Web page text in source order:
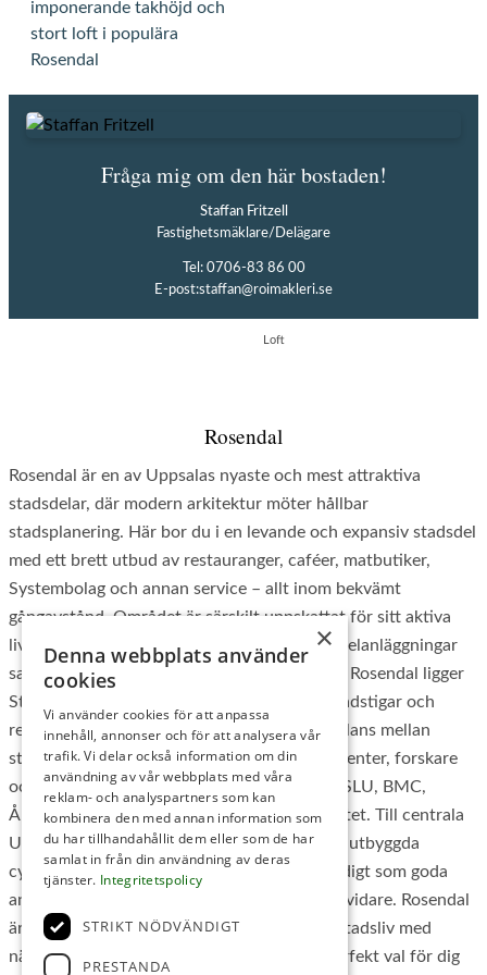
Loft
Fråga mig om den här bostaden!
Staffan Fritzell
Fastighetsmäklare/Delägare
Tel: 0706-83 86 00
E-post:staffan@roimakleri.se
Rosendal
Rosendal är en av Uppsalas nyaste och mest attraktiva
stadsdelar, där modern arkitektur möter hållbar
stadsplanering. Här bor du i en levande och expansiv stadsdel
med ett brett utbud av restauranger, caféer, matbutiker,
Systembolag och annan service – allt inom bekvämt
gångavstånd. Området är särskilt uppskattat för sitt aktiva
livsstilsutbud med flera gym, tennis- och padelanläggningar
samt fina parker och gröna innergårdar. Intill Rosendal ligger
Stadsskogen med sina motionsspår, promenadstigar och
rekreationsområden, vilket ger en perfekt balans mellan
stadsliv och natur. Läget är optimalt för studenter, forskare
och yrkesverksamma tack vare närheten till SLU, BMC,
Ångströmslaboratoriet och Uppsala universitet. Till centrala
Uppsala tar du dig snabbt och smidigt via välutbyggda
cykelvägar eller täta bussförbindelser, samtidigt som goda
anslutningar till E4 gör det enkelt att pendla vidare. Rosendal
är ett område som kombinerar ett bekvämt stadsliv med
närhet till natur, träning och service – ett perfekt val för dig
×
Denna webbplats använder
cookies
Vi använder cookies för att anpassa
innehåll, annonser och för att analysera vår
trafik. Vi delar också information om din
användning av vår webbplats med våra
reklam- och analyspartners som kan
kombinera den med annan information som
du har tillhandahållit dem eller som de har
samlat in från din användning av deras
tjänster. Integritetspolicy
STRIKT NÖDVÄNDIGT
PRESTANDA